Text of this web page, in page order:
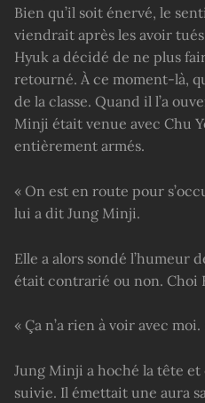
Bien qu’il soit énervé, le
viendrait après les avoir
Hyuk a décidé de ne plus
retourné. À ce moment-là,
de la classe. Quand il l’a
Minji était venue avec Chu
entièrement armés.
« On est en route pour
lui a dit Jung Minji.
Elle a alors sondé l’humeur
était contrarié ou non. Choi
« Ça n’a rien à voir avec moi.
Jung Minji a hoché la tête et
suivie. Il émettait une aura